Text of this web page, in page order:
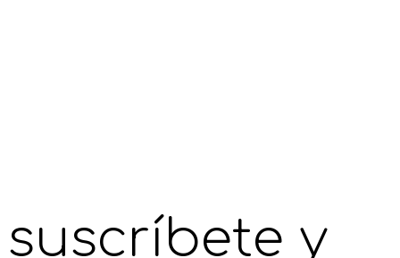
suscríbete y